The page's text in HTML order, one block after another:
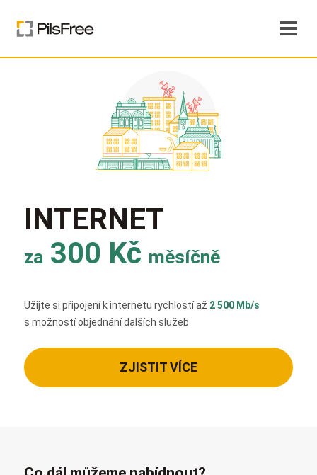
INTERNET
za300 Kč měsíčně
Užijte si připojení k internetu rychlostí až 2 500 Mb/s
s možností objednání dalších služeb
ZJISTIT VÍCE